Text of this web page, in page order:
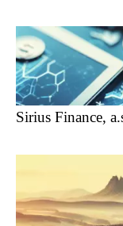
Sirius Finance,